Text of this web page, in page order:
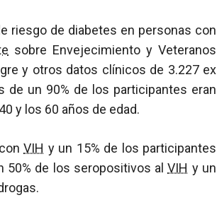
riesgo de diabetes en personas con
sobre Envejecimiento y Veteranos
y otros datos clínicos de 3.227 ex
de un 90% de los participantes eran
y los 60 años de edad.
VIH y un 15% de los participantes
50% de los seropositivos alVIH y un